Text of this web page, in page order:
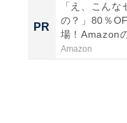
PR
「え、こん
の？」80％
場！Amazon
Amazon